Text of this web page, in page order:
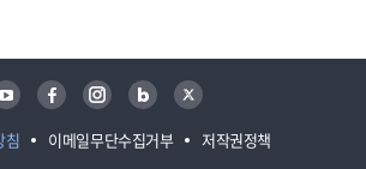
침 이메일무단수집거부 저작권정책
유튜브 페이스북 인스타그램 블로그 트위터